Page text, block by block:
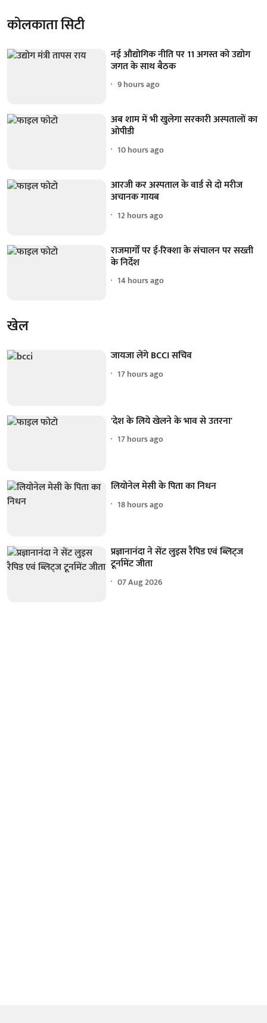
कोलकाता सिटी
नई औद्योगिक नीति पर 11 अगस्त को उद्योग
जगत के साथ बैठक
9 hours ago
अब शाम में भी खुलेगा सरकारी अस्पतालों का
ओपीडी
10 hours ago
आरजी कर अस्पताल के वार्ड से दो मरीज
अचानक गायब
12 hours ago
राजमार्गों पर ई-रिक्शा के संचालन पर सख्ती
के निर्देश
14 hours ago
खेल
जायजा लेंगे BCCI सचिव
17 hours ago
'देश के लिये खेलने के भाव से उतरना'
17 hours ago
लियोनेल मेसी के पिता का निधन
18 hours ago
प्रज्ञानानंदा ने सेंट लुइस रैपिड एवं ब्लिट्ज
टूर्नामेंट जीता
07 Aug 2026